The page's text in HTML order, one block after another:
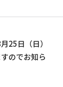
25日（日）
のでお知ら